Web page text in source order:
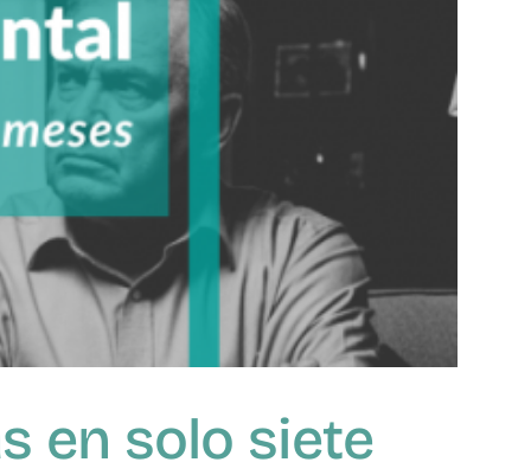
en solo siete